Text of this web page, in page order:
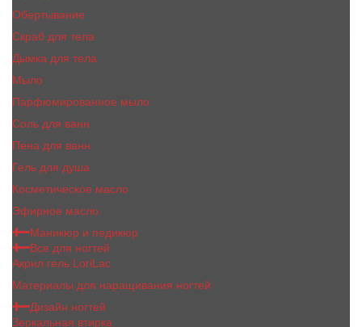
Обертывание
Скраб для тела
Дымка для тела
Мыло
Парфюмированное мыло
Соль для ванн
Пена для ванн
Гель для душа
Косметическое масло
Эфирное масло
Маникюр и педикюр
Все для ногтей
Акрил гель LoriLac
Материалы для наращивания ногтей
Дизайн ногтей
Зеркальная втирка